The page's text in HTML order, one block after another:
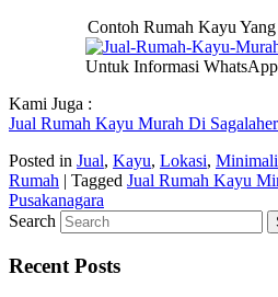
Contoh Rumah Kayu
Untuk Informasi
Kami Juga :
Jual Rumah Kayu Murah Di
Posted in Jual, Kayu, Lokasi,
Rumah | Tagged Jual Rumah Kayu
Pusakanagara
Search
Recent Posts